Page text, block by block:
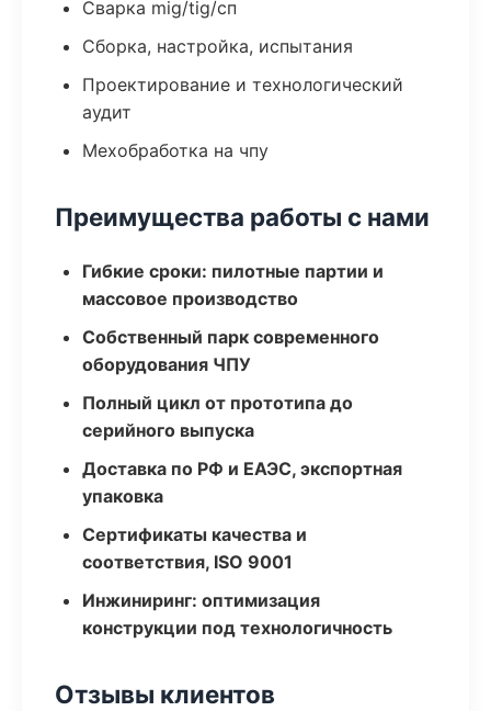
Сварка mig/tig/сп
Сборка, настройка, испытания
Проектирование и технологический
аудит
Мехобработка на чпу
Преимущества работы с нами
Гибкие сроки: пилотные партии и
массовое производство
Собственный парк современного
оборудования ЧПУ
Полный цикл от прототипа до
серийного выпуска
Доставка по РФ и ЕАЭС, экспортная
упаковка
Сертификаты качества и
соответствия, ISO 9001
Инжиниринг: оптимизация
конструкции под технологичность
Отзывы клиентов